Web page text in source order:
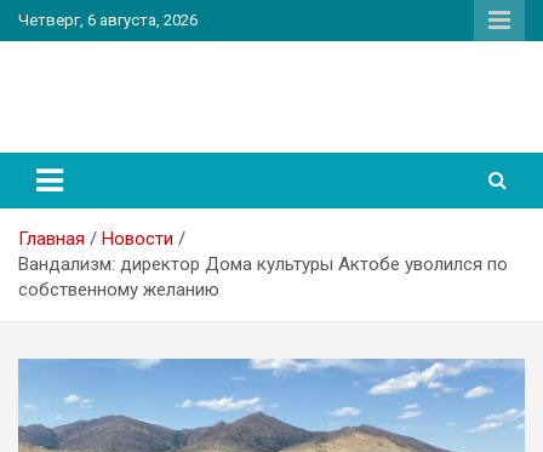
Перейти
к
Четверг, 6 августа, 2026
Главная
Новости
Вандализм: директор Дома культуры Актобе уволился по
собственному желанию